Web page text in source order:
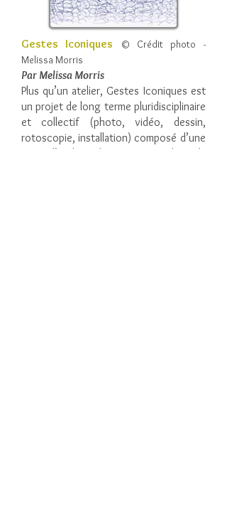
Gestes Iconiques
© Crédit photo -
Melissa Morris
Par Melissa Morris
Plus qu’un atelier, Gestes Iconiques est
un projet de long terme pluridisciplinaire
et collectif (photo, vidéo, dessin,
rotoscopie, installation) composé d’une
série d’ateliers divers pour explorer la